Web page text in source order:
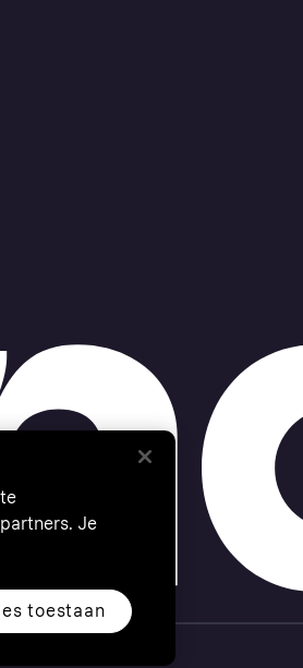
Je
toestaan